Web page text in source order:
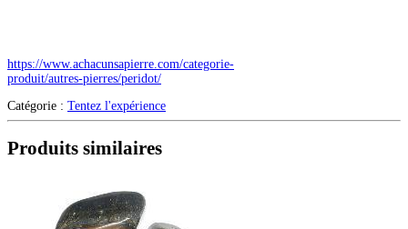
https://www.achacunsapierre.com/categorie-
produit/autres-pierres/peridot/
Catégorie : Tentez l'expérience
Produits similaires